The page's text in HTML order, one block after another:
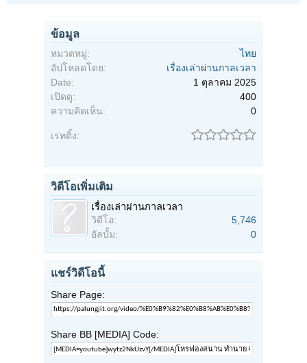
ข้อมูล
หมวดหมู่:
ไทย
อัปโหลดโดย:
เรื่องเล่าผ่านกาลเวลา
Date:
1 ตุลาคม 2025
เปิดดู:
400
ความคิดเห็น:
0
เรทติ้ง:
วิดีโอเพิ่มเติม
เรื่องเล่าผ่านกาลเวลา
วิดีโอ:
5,746
อัลบั้ม:
0
แชร์วิดีโอนี้
Share Page:
Share BB [MEDIA] Code: